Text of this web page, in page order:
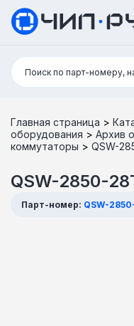
Поиск:
Поиск по парт-номеру,
Главная страница >
оборудования > Архив
коммутаторы > QSW-
QSW-2850-
Парт-номер: QSW-